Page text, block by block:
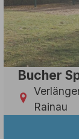
Bucher
Rainau